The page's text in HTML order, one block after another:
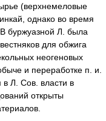
(верхнемеловые
однако во время
буржуазной Л. была
для обжига
неогеновых
и переработке п. и.
в Л. Сов. власти в
открыты